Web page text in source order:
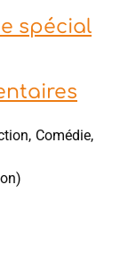
spécial
Comédie,